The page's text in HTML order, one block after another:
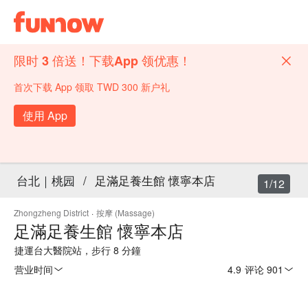
限时 3 倍送！下载App 领优惠！
首次下载 App 领取 TWD 300 新户礼
使用 App
台北｜桃园 / 足滿足養生館 懷寧本店
Zhongzheng District · 按摩 (Massage)
足滿足養生館 懷寧本店
捷運台大醫院站，步行 8 分鐘
营业时间
4.9 评论 901
1/12